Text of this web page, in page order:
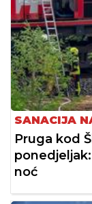
SANACIJA
Pruga kod
noć